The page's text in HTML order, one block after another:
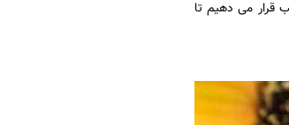
قرار می دهیم تا